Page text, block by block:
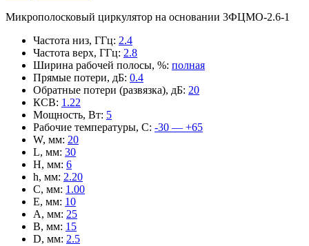
Микрополосковый циркулятор на основании 3ФЦМО-2.6-1
Частота низ, ГГц: 2.4
Частота верх, ГГц: 2.8
Ширина рабочей полосы, %: полная
Прямые потери, дБ: 0.4
Обратные потери (развязка), дБ: 20
КСВ: 1.22
Мощность, Вт: 5
Рабочие температуры, С: -30 — +65
W, мм: 20
L, мм: 30
H, мм: 6
h, мм: 2.20
C, мм: 1.00
E, мм: 10
A, мм: 25
B, мм: 15
D, мм: 2.5